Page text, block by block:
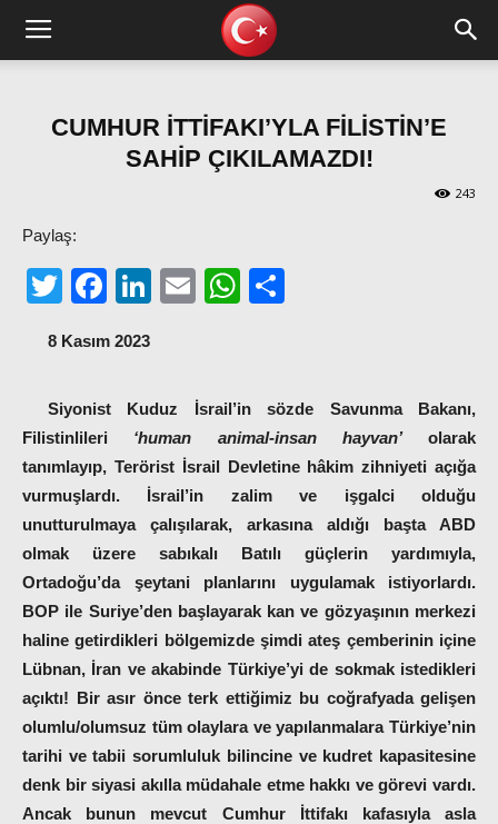
CUMHUR İTTİFAKI’YLA FİLİSTİN’E
SAHİP ÇIKILAMAZDI!
243
Paylaş:
TwitterFacebook
LinkedIn
EmailWhatsApp
8 Kasım 2023
Siyonist Kuduz İsrail’in sözde Savunma Bakanı,
Filistinlileri ‘human animal-insan hayvan’olarak
tanımlayıp, Terörist İsrail Devletine hâkim zihniyeti açığa
vurmuşlardı. İsrail’in zalim ve işgalci olduğu
unutturulmaya çalışılarak, arkasına aldığı başta ABD
olmak üzere sabıkalı Batılı güçlerin yardımıyla,
Ortadoğu’da şeytani planlarını uygulamak istiyorlardı.
BOP ile Suriye’den başlayarak kan ve gözyaşının merkezi
haline getirdikleri bölgemizde şimdi ateş çemberinin içine
Lübnan, İran ve akabinde Türkiye’yi de sokmak istedikleri
açıktı! Bir asır önce terk ettiğimiz bu coğrafyada gelişen
olumlu/olumsuz tüm olaylara ve yapılanmalara Türkiye’nin
tarihi ve tabii sorumluluk bilincine ve kudret kapasitesine
denk bir siyasi akılla müdahale etme hakkı ve görevi vardı.
Ancak bunun mevcut Cumhur İttifakı kafasıyla asla